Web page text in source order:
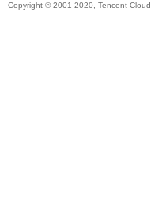
Copyright © 2001-2020, Tencent Cloud.